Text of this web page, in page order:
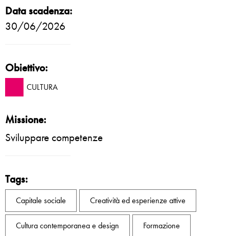
Data scadenza:
30/06/2026
Obiettivo:
CULTURA
Missione:
Sviluppare competenze
Tags:
Capitale sociale Creatività ed esperienze attive
Cultura contemporanea e design Formazione